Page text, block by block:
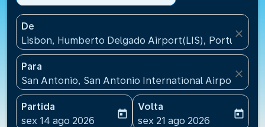
De
Lisbon, Humberto Delgado Airport(LIS), Portugal
close
Para
San Antonio, San Antonio International
close
Partida
fc-booking-departure-date-aria-label
sex 14 ago 2026
today
Volta
fc-booking-return-date-
sex 21 ago 2026
today